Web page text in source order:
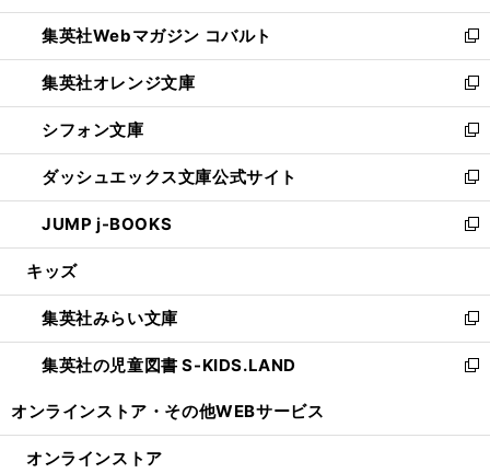
開
く
ウ
で
開
く
ン
ド
ウ
で
開
く
ウ
ィ
ン
ド
ウ
で
開
く
集英社Webマガジン コバルト
新
し
い
ウ
ィ
ン
ド
ウ
で
開
集英社オレンジ文庫
新
し
い
ウ
ィ
ン
ド
ウ
開
く
シフォン文庫
新
し
い
ウ
ィ
ン
ウ
で
開
く
ダッシュエックス文庫公式サイト
新
し
い
ウ
ン
ド
ウ
で
JUMP j-BOOKS
新
し
ウ
ィ
ン
ド
開
キッズ
集英社みらい文庫
新
し
い
ン
集英社の児童図書 S-KIDS.LAND
新
ウ
オンラインストア・ その他WEBサービス
オンラインストア